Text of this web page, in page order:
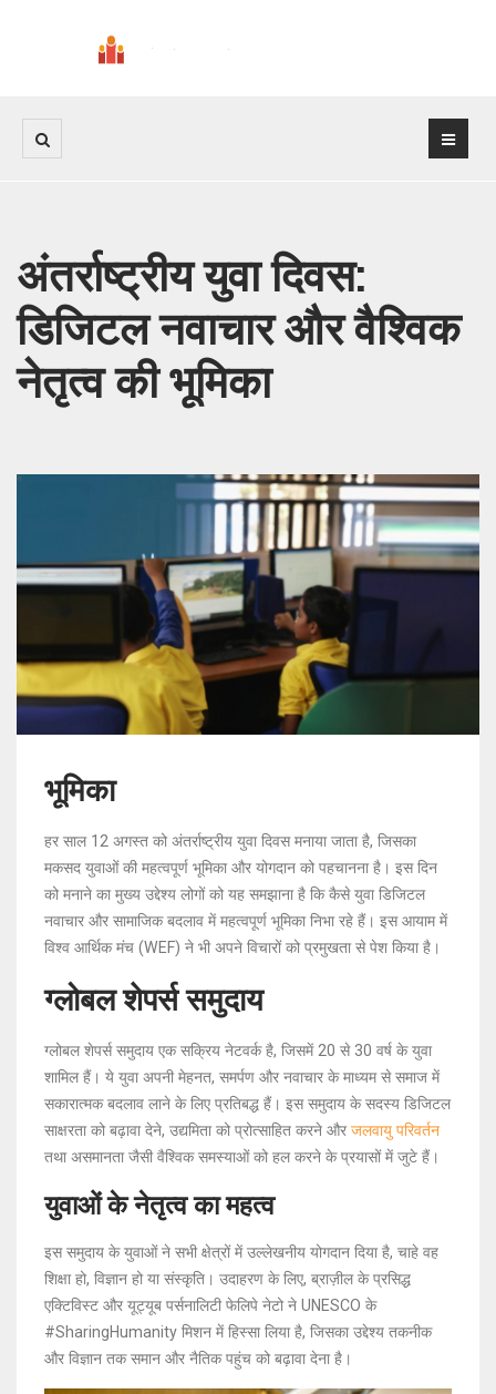
अंतर्राष्ट्रीय युवा दिवस:
डिजिटल नवाचार और वैश्विक
नेतृत्व की भूमिका
भूमिका
हर साल 12 अगस्त को अंतर्राष्ट्रीय युवा दिवस मनाया जाता है, जिसका
मकसद युवाओं की महत्वपूर्ण भूमिका और योगदान को पहचानना है। इस दिन
को मनाने का मुख्य उद्देश्य लोगों को यह समझाना है कि कैसे युवा डिजिटल
नवाचार और सामाजिक बदलाव में महत्वपूर्ण भूमिका निभा रहे हैं। इस आयाम में
विश्व आर्थिक मंच (WEF) ने भी अपने विचारों को प्रमुखता से पेश किया है।
ग्लोबल शेपर्स समुदाय
ग्लोबल शेपर्स समुदाय एक सक्रिय नेटवर्क है, जिसमें 20 से 30 वर्ष के युवा
शामिल हैं। ये युवा अपनी मेहनत, समर्पण और नवाचार के माध्यम से समाज में
सकारात्मक बदलाव लाने के लिए प्रतिबद्ध हैं। इस समुदाय के सदस्य डिजिटल
साक्षरता को बढ़ावा देने, उद्यमिता को प्रोत्साहित करने और जलवायु परिवर्तन
तथा असमानता जैसी वैश्विक समस्याओं को हल करने के प्रयासों में जुटे हैं।
युवाओं के नेतृत्व का महत्व
इस समुदाय के युवाओं ने सभी क्षेत्रों में उल्लेखनीय योगदान दिया है, चाहे वह
शिक्षा हो, विज्ञान हो या संस्कृति। उदाहरण के लिए, ब्राज़ील के प्रसिद्ध
एक्टिविस्ट और यूट्यूब पर्सनालिटी फेलिपे नेटो ने UNESCO के
#SharingHumanity मिशन में हिस्सा लिया है, जिसका उद्देश्य तकनीक
और विज्ञान तक समान और नैतिक पहुंच को बढ़ावा देना है।